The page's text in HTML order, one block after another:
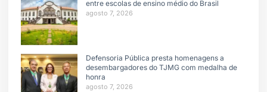
entre escolas de ensino médio do Brasil
agosto 7, 2026
Defensoria Pública presta homenagens a
desembargadores do TJMG com medalha de
honra
agosto 7, 2026